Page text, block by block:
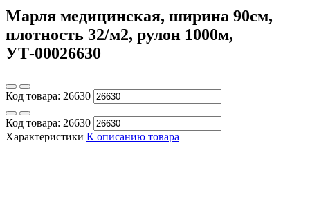
Марля медицинская, ширина 90см,
плотность 32/м2, рулон 1000м,
УТ-00026630
Код товара: 26630
Код товара: 26630
Характеристики К описанию товара